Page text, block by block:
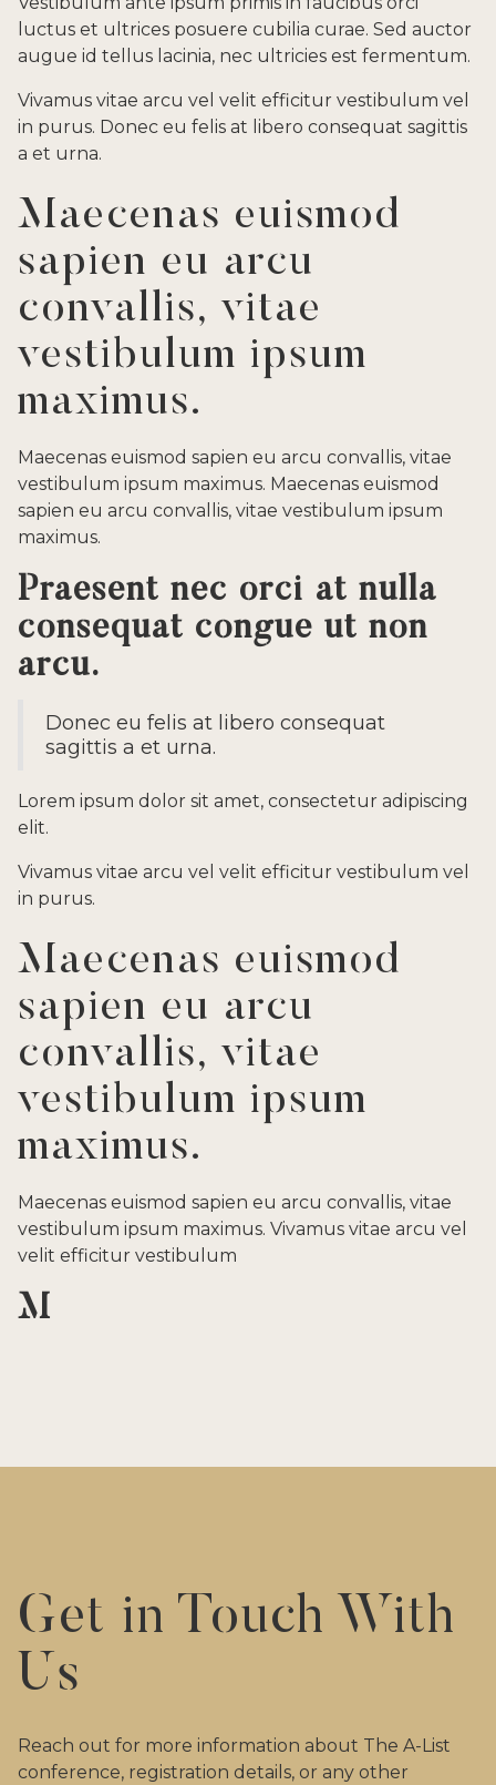
luctus et ultrices posuere cubilia curae. Sed auctor
augue id tellus lacinia, nec ultricies est fermentum.
Vivamus vitae arcu vel velit efficitur vestibulum vel
in purus. Donec eu felis at libero consequat sagittis
a et urna.
Maecenas euismod
sapien eu arcu
convallis, vitae
vestibulum ipsum
maximus.
Maecenas euismod sapien eu arcu convallis, vitae
vestibulum ipsum maximus. Maecenas euismod
sapien eu arcu convallis, vitae vestibulum ipsum
maximus.
Praesent nec orci at nulla
consequat congue ut non
arcu.
Donec eu felis at libero consequat
sagittis a et urna.
Lorem ipsum dolor sit amet, consectetur adipiscing
elit.
Vivamus vitae arcu vel velit efficitur vestibulum vel
in purus.
Maecenas euismod
sapien eu arcu
convallis, vitae
vestibulum ipsum
maximus.
Maecenas euismod sapien eu arcu convallis, vitae
vestibulum ipsum maximus. Vivamus vitae arcu vel
velit efficitur vestibulum
M
Get in Touch With
Us
Reach out for more information about The A-List
conference, registration details, or any other